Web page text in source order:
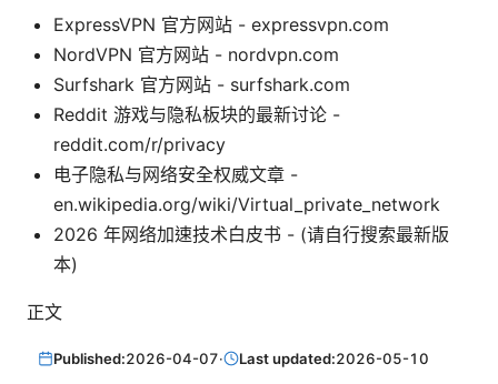
ExpressVPN 官方网站 - expressvpn.com
NordVPN 官方网站 - nordvpn.com
Surfshark 官方网站 - surfshark.com
Reddit 游戏与隐私板块的最新讨论 -
reddit.com/r/privacy
电子隐私与网络安全权威文章 -
en.wikipedia.org/wiki/Virtual_private_network
2026 年网络加速技术白皮书 - (请自行搜索最新版
本)
正文
Published:2026-04-07· Last updated:2026-05-10